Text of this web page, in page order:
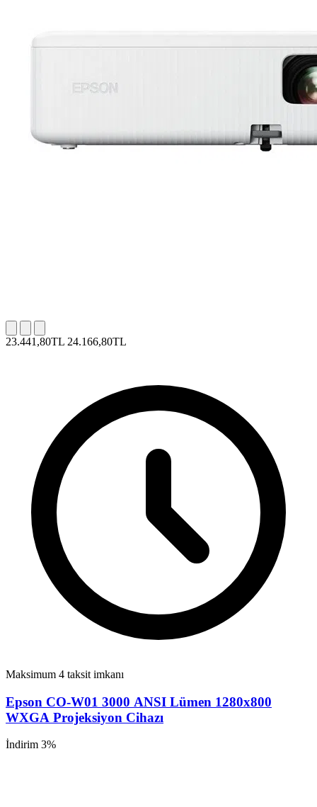
23.441,80TL 24.166,80TL
Maksimum 4 taksit imkanı
Epson CO-W01 3000 ANSI Lümen 1280x800
WXGA Projeksiyon Cihazı
İndirim 3%